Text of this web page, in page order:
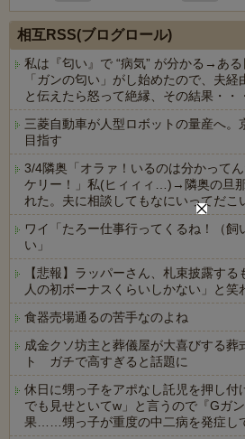
相互RSS(ブログロール)
私は『匂い』で “病気” が分かる→あ
「ガンの匂い」がし始めたので、夫経
と伝えたら怒って絶縁、その結果・・・
三菱自動車が人型ロボットの量産へ。
目指す
3/4隣奥「オラァ！いるのは分かって
ケリー！」私(ヒィィィ…)→隣奥の旦
れた。夫に相談してもなにいってだ
ワイ「たろー仕事行ってくるね！（
い」
【悲報】ラッパーさん、札束披露す
人の初ボーナスくらいしかない」と笑
食器売場通るの苦手なのよね
成金クソ坊主と葬儀屋が大喜びする葬
ト ガチで高すぎると話題に
休日に甥っ子をアポなし託児を押し付
でも見せといてw」と言うので『Gガ
果……甥っ子が重度の中二病を発症し